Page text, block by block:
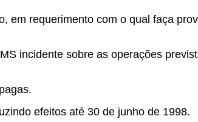
em requerimento com o qual faça
incidente sobre as operações
efeitos até 30 de junho de 1998.